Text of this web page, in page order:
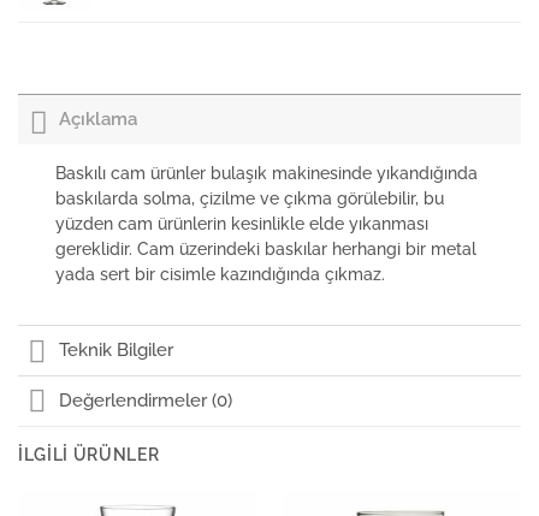
Paşabahçe Margarita Bardağı Enoteca
Açıklama
Baskılı cam ürünler bulaşık makinesinde yıkandığında
baskılarda solma, çizilme ve çıkma görülebilir, bu
yüzden cam ürünlerin kesinlikle elde yıkanması
gereklidir. Cam üzerindeki baskılar herhangi bir metal
yada sert bir cisimle kazındığında çıkmaz.
Teknik Bilgiler
Değerlendirmeler (0)
İLGILI ÜRÜNLER